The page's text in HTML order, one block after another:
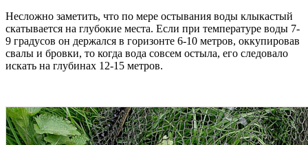
Несложно заметить, что по мере остывания воды клыкастый
скатывается на глубокие места. Если при температуре воды 7-
9 градусов он держался в горизонте 6-10 метров, оккупировав
свалы и бровки, то когда вода совсем остыла, его следовало
искать на глубинах 12-15 метров.